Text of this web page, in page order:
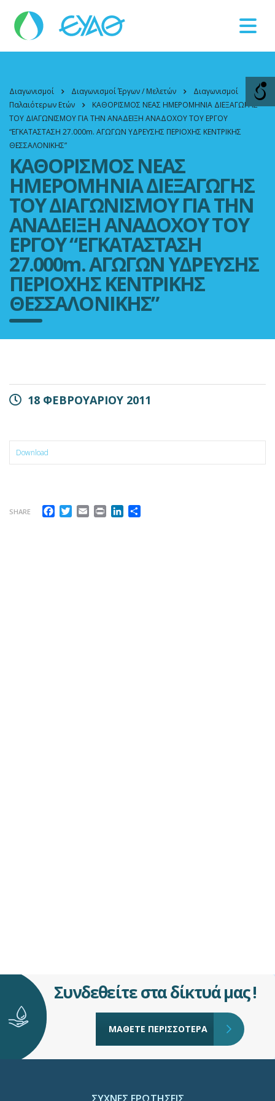
Διαγωνισμοί Διαγωνισμοί Έργων / Μελετών
Διαγωνισμοί
Παλαιότερων Ετών
ΚΑΘΟΡΙΣΜΟΣ ΝΕΑΣ ΗΜΕΡΟΜΗΝΙΑ ΔΙΕΞΑΓΩΓΗΣ
ΤΟΥ ΔΙΑΓΩΝΙΣΜΟΥ ΓΙΑ ΤΗΝ ΑΝΑΔΕΙΞΗ ΑΝΑΔΟΧΟΥ ΤΟΥ ΕΡΓΟΥ
“ΕΓΚΑΤΑΣΤΑΣΗ 27.000m. ΑΓΩΓΩΝ ΥΔΡΕΥΣΗΣ ΠΕΡΙΟΧΗΣ ΚΕΝΤΡΙΚΗΣ
ΘΕΣΣΑΛΟΝΙΚΗΣ”
ΚΑΘΟΡΙΣΜΟΣ ΝΕΑΣ
ΗΜΕΡΟΜΗΝΙΑ ΔΙΕΞΑΓΩΓΗΣ
ΤΟΥ ΔΙΑΓΩΝΙΣΜΟΥ ΓΙΑ ΤΗΝ
ΑΝΑΔΕΙΞΗ ΑΝΑΔΟΧΟΥ ΤΟΥ
ΕΡΓΟΥ “ΕΓΚΑΤΑΣΤΑΣΗ
27.000m. ΑΓΩΓΩΝ ΥΔΡΕΥΣΗΣ
ΠΕΡΙΟΧΗΣ ΚΕΝΤΡΙΚΗΣ
ΘΕΣΣΑΛΟΝΙΚΗΣ”
18 ΦΕΒΡΟΥΑΡΙΟΥ 2011
Download
SHARE Facebook
Twitter
EmailPrintLinkedIn
Συνδεθείτε στα δίκτυά μας !
ΜΑΘΕΤΕ ΠΕΡΙΣΣΟΤΕΡΑ